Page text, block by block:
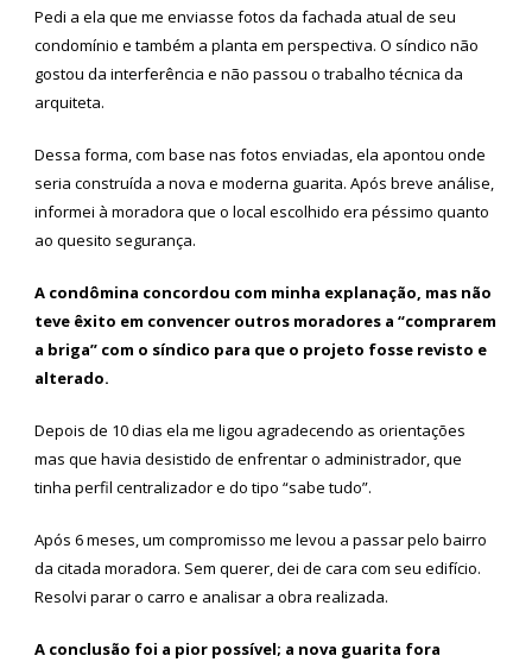
Pedi a ela que me enviasse fotos da fachada atual de seu
condomínio e também a planta em perspectiva. O síndico não
gostou da interferência e não passou o trabalho técnica da
arquiteta.
Dessa forma, com base nas fotos enviadas, ela apontou onde
seria construída a nova e moderna guarita. Após breve análise,
informei à moradora que o local escolhido era péssimo quanto
ao quesito segurança.
A condômina concordou com minha explanação, mas não
teve êxito em convencer outros moradores a “comprarem
a briga” com o síndico para que o projeto fosse revisto e
alterado.
Depois de 10 dias ela me ligou agradecendo as orientações
mas que havia desistido de enfrentar o administrador, que
tinha perfil centralizador e do tipo “sabe tudo”.
Após 6 meses, um compromisso me levou a passar pelo bairro
da citada moradora. Sem querer, dei de cara com seu edifício.
Resolvi parar o carro e analisar a obra realizada.
A conclusão foi a pior possível; a nova guarita fora